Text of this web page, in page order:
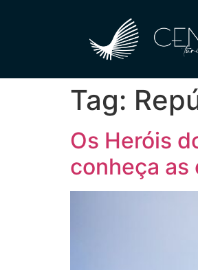
Tag:
Os Heróis
conheça as